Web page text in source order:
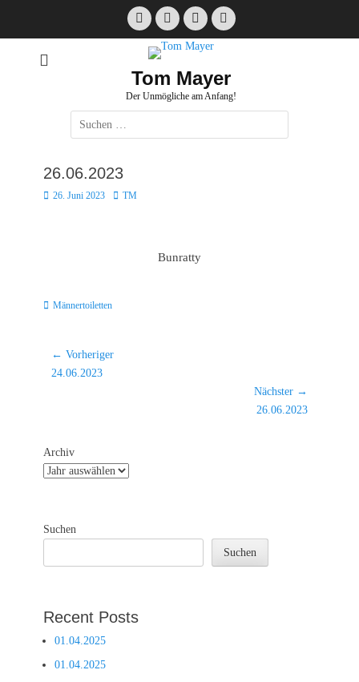
Facebook
E-
Mail
InstagramWebsite
Tom Mayer
Der Unmögliche am Anfang!
Suche
nach:
26.06.2023
Posted
26. Juni 2023 Autor
TM
Bunratty
Kategorien
Männertoiletten
Beitragsnavigation
← Vorheriger
Vorheriger
24.06.2023
Nächster →
26.06.2023
Archiv
Suchen
Suchen
Recent Posts
01.04.2025
01.04.2025